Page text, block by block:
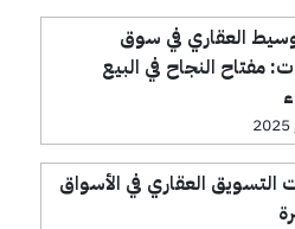
العقاري في سوق
مفتاح النجاح في البيع
التسويق العقاري في الأسواق